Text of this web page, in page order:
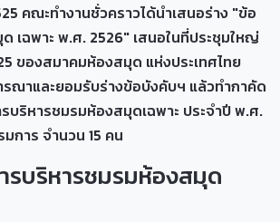
คณะทำงานชั่วคราวได้นำเสนอร่าง "ข้อ
เฉพาะ พ.ศ. 2526" เสนอในที่ประชุมใหญ่
ของสมาคมห้องสมุด แห่งประเทศไทย
รณาและยอมรับร่างข้อบังคับฯ แล้วทำกาคัด
บริหารชมรมห้องสมุดเฉพาะ ประจำปี พ.ศ.
การ จำนวน 15 คน
บริหารชมรมห้องสมุด